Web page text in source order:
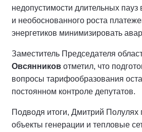
недопустимости длительных пауз
и необоснованного роста
энергетиков минимизировать
Заместитель Председателя
Овсянников отметил, что
вопросы тарифообразования
постоянном контроле депутатов.
Подводя итоги, Дмитрий Полулях
объекты генерации и тепловые